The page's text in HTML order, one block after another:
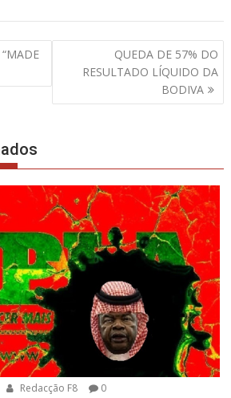
QUEDA DE 57% DO
RESULTADO LÍQUIDO DA
BODIVA
Redacção F8 0